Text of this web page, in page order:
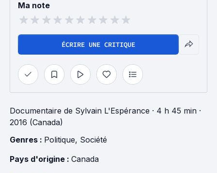
Ma note
ÉCRIRE UNE CRITIQUE
Documentaire de Sylvain L'Espérance · 4 h 45 min ·
2016 (Canada)
Genres : Politique, Société
Pays d'origine : Canada